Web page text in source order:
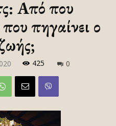
Από που
πηγαίνει ο
425 0